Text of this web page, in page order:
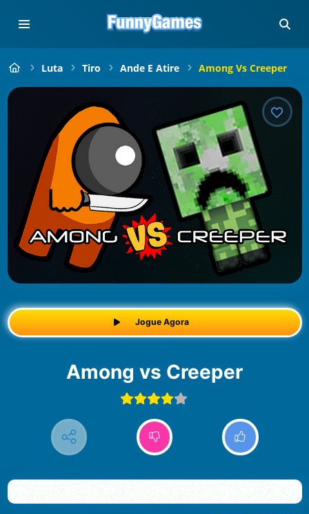
Luta Tiro Ande E Atire Among Vs Creeper
Jogue Agora
Among vs Creeper